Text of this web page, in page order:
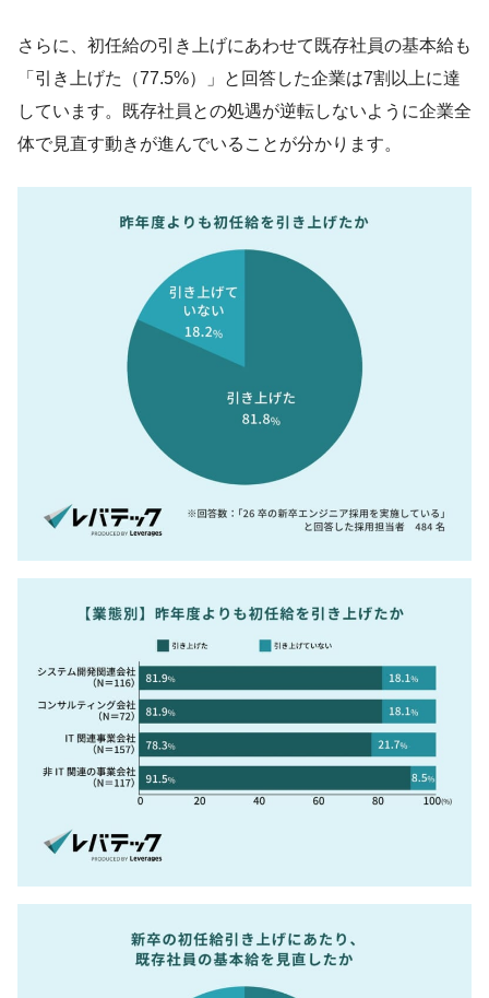
さらに、初任給の引き上げにあわせて既存社員の基本給も
「引き上げた（77.5%）」と回答した企業は7割以上に達
しています。既存社員との処遇が逆転しないように企業全
体で見直す動きが進んでいることが分かります。